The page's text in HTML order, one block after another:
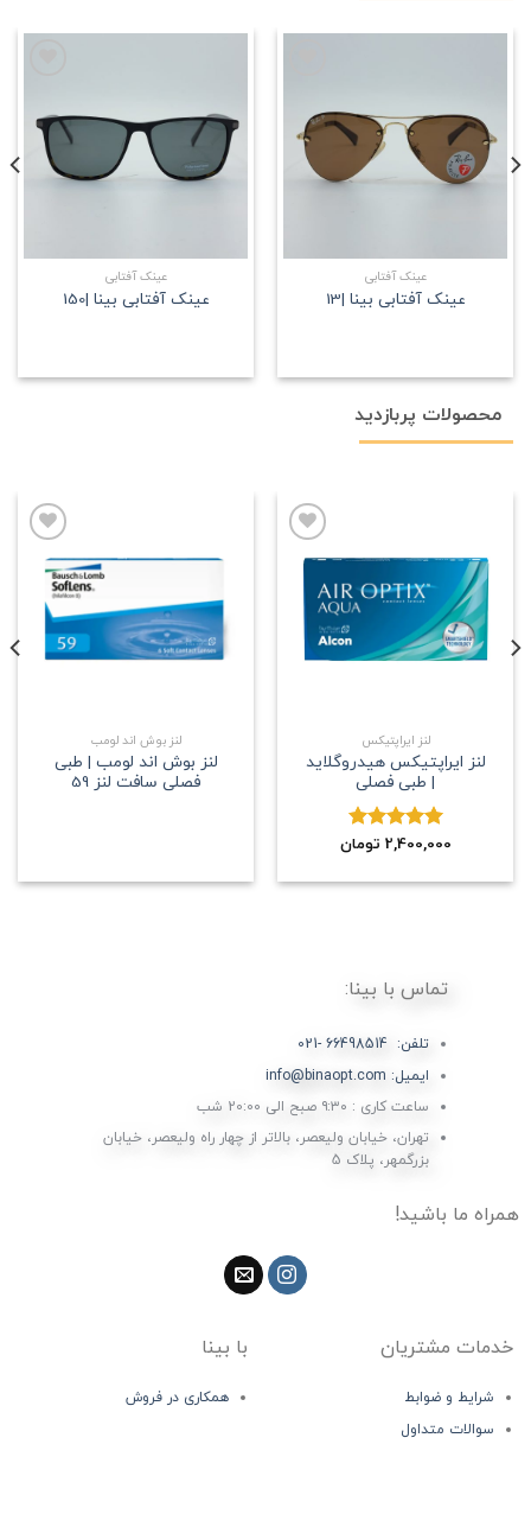
علاقه
مندی
عینک آفتابی
عینک آفتابی بینا |13
علاقه
مندی
عینک آفتابی
عینک آفتابی بینا |150
محصولات پربازدید
مندی
لنز ایراپتیکس
لنز ایراپتیکس هیدروگلاید
| طبی فصلی
نمره5.002,400,000 تومان
علاقه
مندی
لنز بوش اند لومب
لنز بوش اند لومب | طبی
فصلی سافت لنز 59
تماس با بینا:
تلفن: 66498514 -021
ایمیل: info@binaopt.com
ساعت کاری : ۹:۳۰ صبح الی 20:00 شب
تهران، خیابان ولیعصر، بالاتر از چهار راه ولیعصر، خیابان
بزرگمهر، پلاک 5
همراه ما باشید!
خدمات مشتریان
شرایط و ضوابط
سوالات متداول
با بینا
همکاری در فروش